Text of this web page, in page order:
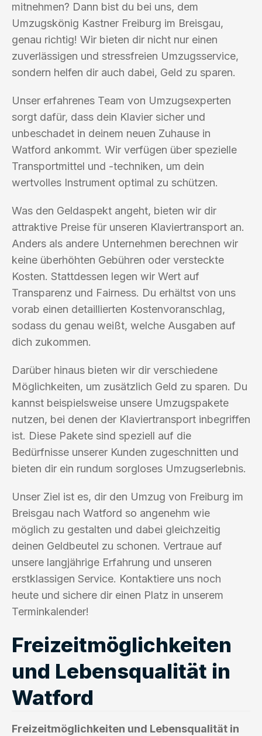
mitnehmen? Dann bist du bei uns, dem
Umzugskönig Kastner Freiburg im Breisgau,
genau richtig! Wir bieten dir nicht nur einen
zuverlässigen und stressfreien Umzugsservice,
sondern helfen dir auch dabei, Geld zu sparen.
Unser erfahrenes Team von Umzugsexperten
sorgt dafür, dass dein Klavier sicher und
unbeschadet in deinem neuen Zuhause in
Watford ankommt. Wir verfügen über spezielle
Transportmittel und -techniken, um dein
wertvolles Instrument optimal zu schützen.
Was den Geldaspekt angeht, bieten wir dir
attraktive Preise für unseren Klaviertransport an.
Anders als andere Unternehmen berechnen wir
keine überhöhten Gebühren oder versteckte
Kosten. Stattdessen legen wir Wert auf
Transparenz und Fairness. Du erhältst von uns
vorab einen detaillierten Kostenvoranschlag,
sodass du genau weißt, welche Ausgaben auf
dich zukommen.
Darüber hinaus bieten wir dir verschiedene
Möglichkeiten, um zusätzlich Geld zu sparen. Du
kannst beispielsweise unsere Umzugspakete
nutzen, bei denen der Klaviertransport inbegriffen
ist. Diese Pakete sind speziell auf die
Bedürfnisse unserer Kunden zugeschnitten und
bieten dir ein rundum sorgloses Umzugserlebnis.
Unser Ziel ist es, dir den Umzug von Freiburg im
Breisgau nach Watford so angenehm wie
möglich zu gestalten und dabei gleichzeitig
deinen Geldbeutel zu schonen. Vertraue auf
unsere langjährige Erfahrung und unseren
erstklassigen Service. Kontaktiere uns noch
heute und sichere dir einen Platz in unserem
Terminkalender!
Freizeitmöglichkeiten
und Lebensqualität in
Watford
Freizeitmöglichkeiten und Lebensqualität in